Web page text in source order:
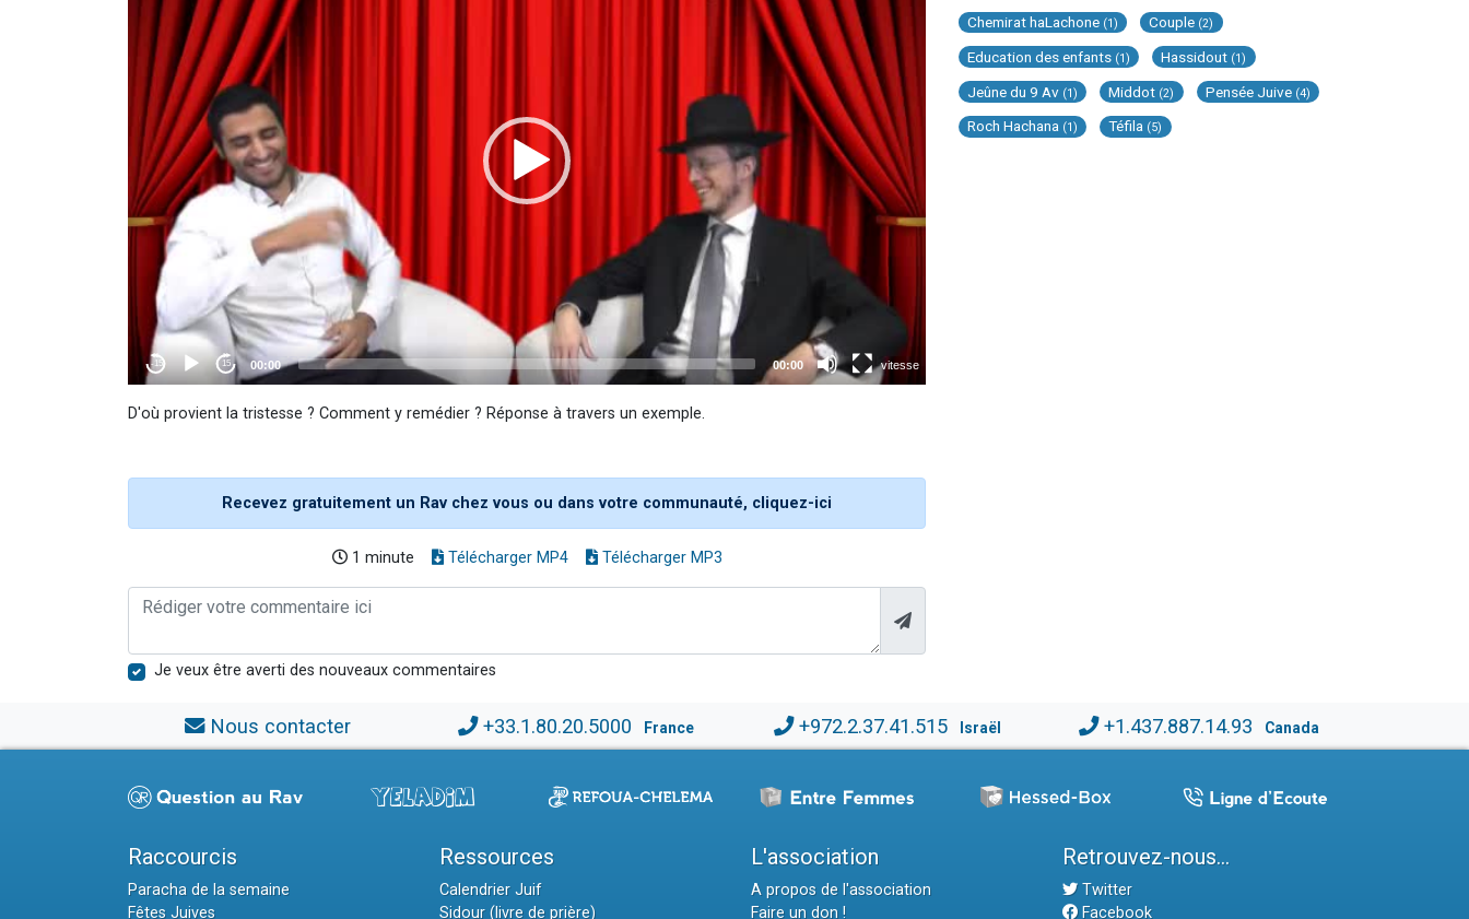
D'où provient la tristesse ? Comment y remédier ? Réponse à travers un exemple.
Recevez gratuitement un Rav chez vous ou dans votre communauté, cliquez-ici
1 minute Télécharger MP4 Télécharger MP3
Je veux être averti des nouveaux commentaires
Chemirat haLachone (1) Couple (2)
Education des enfants (1) Hassidout (1)
Jeûne du 9 Av (1) Middot (2) Pensée Juive (4)
Roch Hachana (1) Téfila (5)
Nous contacter +33.1.80.20.5000 France +972.2.37.41.515 Israël +1.437.887.14.93 Canada
Raccourcis
Paracha de la semaine
Fêtes Juives
Ressources
Calendrier Juif
Sidour (livre de prière)
L'association
A propos de l'association
Faire un don !
Retrouvez-nous...
Twitter
Facebook